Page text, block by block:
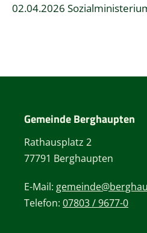
02.04.2026
Gemeinde Berghaupten
Rathausplatz 2
77791 Berghaupten
E-Mail:
Telefon: 07803 / 9677-0